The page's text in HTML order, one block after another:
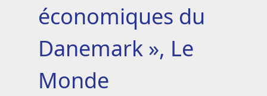
économiques du
Danemark », Le
Monde